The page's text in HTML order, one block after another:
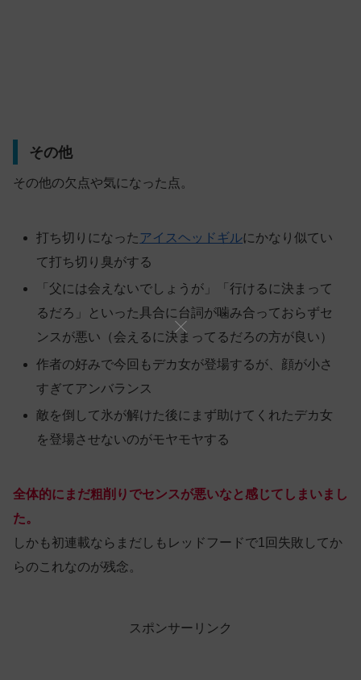
その他
その他の欠点や気になった点。
打ち切りになったアイスヘッドギルにかなり似てい
て打ち切り臭がする
「父には会えないでしょうが」「行けるに決まって
るだろ」といった具合に台詞が噛み合っておらずセ
ンスが悪い（会えるに決まってるだろの方が良い）
作者の好みで今回もデカ女が登場するが、顔が小さ
すぎてアンバランス
敵を倒して氷が解けた後にまず助けてくれたデカ女
を登場させないのがモヤモヤする
全体的にまだ粗削りでセンスが悪いなと感じてしまいまし
た。
しかも初連載ならまだしもレッドフードで1回失敗してか
らのこれなのが残念。
スポンサーリンク